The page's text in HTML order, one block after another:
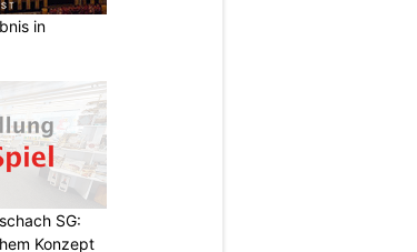
Ben Wood, Forschungsleiter, CCS
in
SG:
Konzept